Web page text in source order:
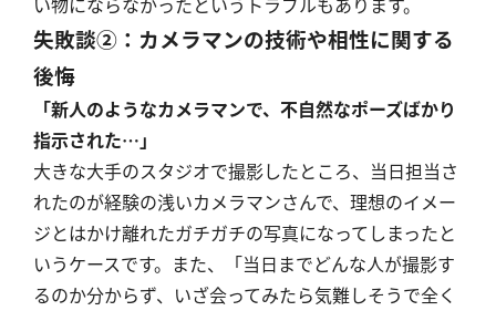
失敗談②：カメラマンの技術や相性に関する
後悔
「新人のようなカメラマンで、不自然なポーズばかり
指示された…」
大きな大手のスタジオで撮影したところ、当日担当さ
れたのが経験の浅いカメラマンさんで、理想のイメー
ジとはかけ離れたガチガチの写真になってしまったと
いうケースです。また、「当日までどんな人が撮影す
るのか分からず、いざ会ってみたら気難しそうで全く